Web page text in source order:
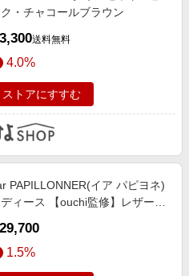
払い
ク・チャコールブラウン
3,300送料無料
4.0%
ストアにすすむ
PAPILLONNER(イア パピヨネ)
ィース 【ouchi監修】レザーコ
29,700
1.5%